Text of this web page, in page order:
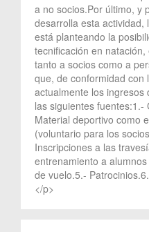
a no socios.Por último, y
desarrolla esta actividad,
está planteando la
tecnificación en
tanto a socios como a
que, de conformidad con
actualmente los ingresos
las siguientes fuentes:1.-
Material deportivo como
(voluntario para los
Inscripciones a las
entrenamiento a
de vuelo.5.-
</p>